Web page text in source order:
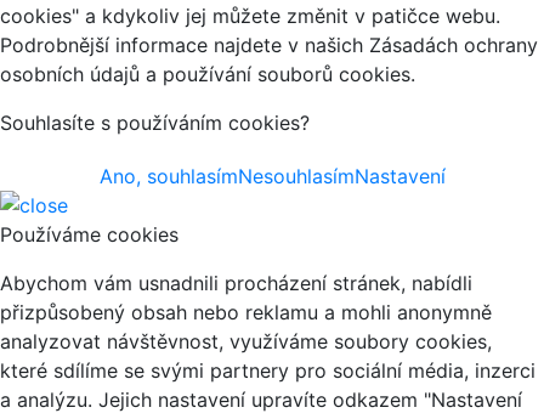
cookies" a kdykoliv jej můžete změnit v patičce webu.
Podrobnější informace najdete v našich Zásadách ochrany
osobních údajů a používání souborů cookies.
Souhlasíte s používáním cookies?
Ano, souhlasímNesouhlasímNastavení
Používáme cookies
Abychom vám usnadnili procházení stránek, nabídli
přizpůsobený obsah nebo reklamu a mohli anonymně
analyzovat návštěvnost, využíváme soubory cookies,
které sdílíme se svými partnery pro sociální média, inzerci
a analýzu. Jejich nastavení upravíte odkazem "Nastavení